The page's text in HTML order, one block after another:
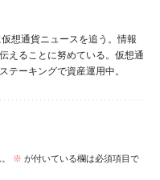
想通貨ニュースを追う。情報
えることに努めている。仮想通
テーキングで資産運用中。
※ が付いている欄は必須項目で